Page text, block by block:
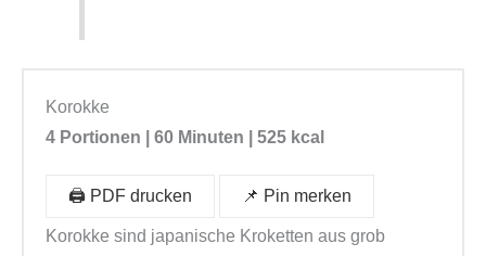
h
d
s
e
n
Korokke
4 Portionen | 60 Minuten | 525 kcal
🖨️ PDF drucken 📌 Pin merken
Korokke sind japanische Kroketten aus grob